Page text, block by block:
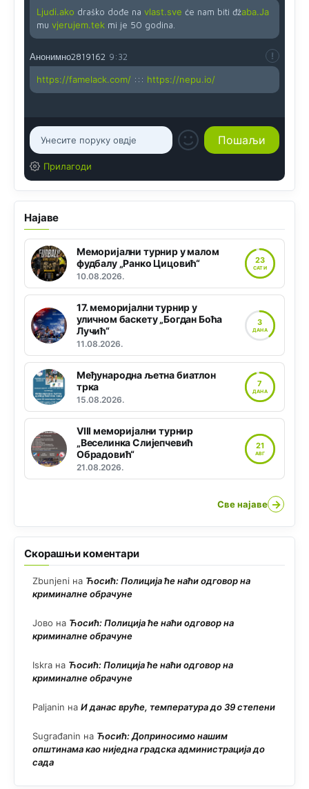
Ljudi.ako draško dođe na vlast.sve će nam biti đžaba.Ja
mu vjerujem.tek mi je 50 godina.
Анонимно2819162 9:32
https://famelack.com/ ::: https://nepu.io/
Прилагоди
Најаве
Меморијални турнир у малом
фудбалу „Ранко Цицовић“
10.08.2026.
23
САТИ
17. меморијални турнир у
уличном баскету „Богдан Боћа
Лучић“
11.08.2026.
3
ДАНА
Међународна љетна биатлон
трка
15.08.2026.
7
ДАНА
VIII меморијални турнир
„Веселинка Слијепчевић
Обрадовић“
21.08.2026.
21
АВГ
Све најаве →
Скорашњи коментари
Zbunjeni на Ћосић: Полиција ће наћи одговор на
криминалне обрачуне
Јово на Ћосић: Полиција ће наћи одговор на
криминалне обрачуне
Iskra на Ћосић: Полиција ће наћи одговор на
криминалне обрачуне
Paljanin на И данас вруће, температура до 39 степени
Sugrađanin на Ћосић: Доприносимо нашим
општинама као ниједна градска администрација до
сада